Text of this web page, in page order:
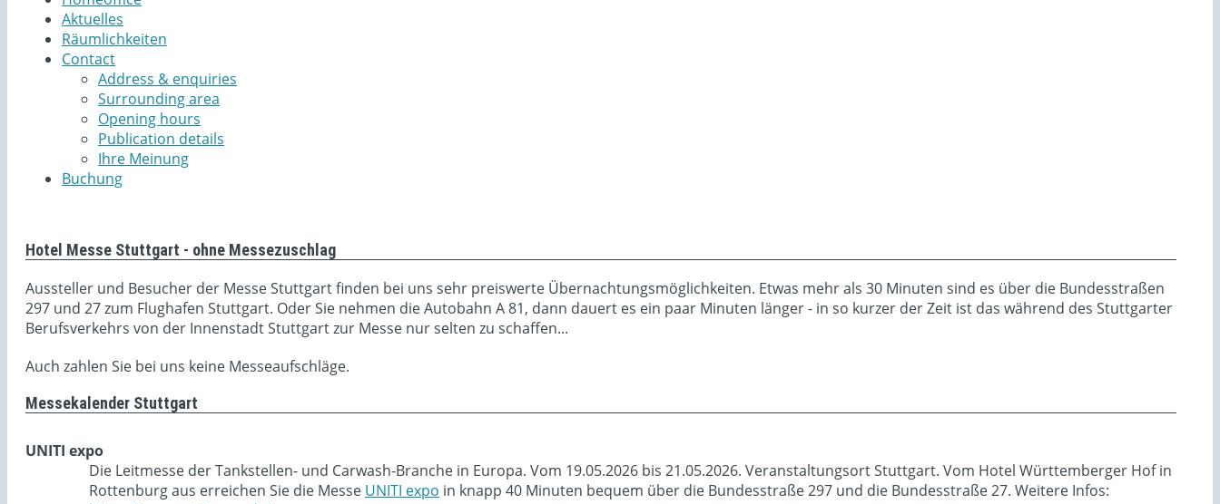
Aktuelles
Räumlichkeiten
Contact
Address & enquiries
Surrounding area
Opening hours
Publication details
Ihre Meinung
Buchung
Hotel Messe Stuttgart - ohne Messezuschlag
Aussteller und Besucher der Messe Stuttgart finden bei uns sehr preiswerte Übernachtungsmöglichkeiten. Etwas mehr als 30 Minuten sind es über die Bundesstraßen
297 und 27 zum Flughafen Stuttgart. Oder Sie nehmen die Autobahn A 81, dann dauert es ein paar Minuten länger - in so kurzer der Zeit ist das während des Stuttgarter
Berufsverkehrs von der Innenstadt Stuttgart zur Messe nur selten zu schaffen...
Auch zahlen Sie bei uns keine Messeaufschläge.
Messekalender Stuttgart
UNITI expo
Die Leitmesse der Tankstellen- und Carwash-Branche in Europa. Vom 19.05.2026 bis 21.05.2026. Veranstaltungsort Stuttgart. Vom Hotel Württemberger Hof in
Rottenburg aus erreichen Sie die Messe UNITI expo in knapp 40 Minuten bequem über die Bundesstraße 297 und die Bundesstraße 27. Weitere Infos: